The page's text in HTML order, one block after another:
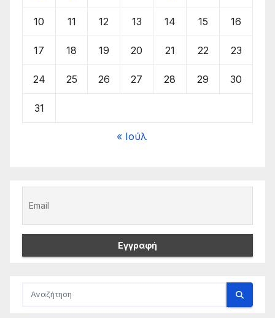
10 11 12 13 14 15 16
17 18 19 20 21 22 23
24 25 26 27 28 29 30
31
« Ιούλ